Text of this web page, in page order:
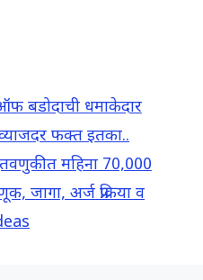
बडोदाची धमाकेदार
फक्त इतका..
महिना 70,000
जागा, अर्ज प्रक्रिया व